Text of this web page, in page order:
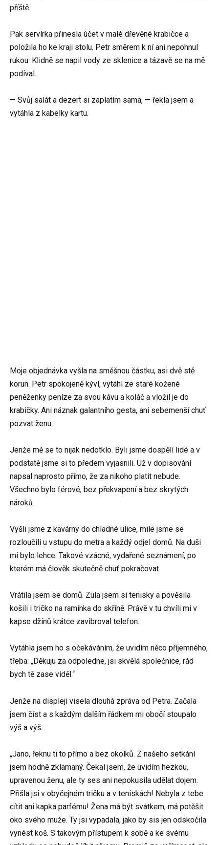
příště.
Pak servírka přinesla účet v malé dřevěné krabičce a
položila ho ke kraji stolu. Petr směrem k ní ani nepohnul
rukou. Klidně se napil vody ze sklenice a tázavě se na mě
podíval.
— Svůj salát a dezert si zaplatím sama, — řekla jsem a
vytáhla z kabelky kartu.
Moje objednávka vyšla na směšnou částku, asi dvě stě
korun. Petr spokojeně kývl, vytáhl ze staré kožené
peněženky peníze za svou kávu a koláč a vložil je do
krabičky. Ani náznak galantního gesta, ani sebemenší chuť
pozvat ženu.
Jenže mě se to nijak nedotklo. Byli jsme dospělí lidé a v
podstatě jsme si to předem vyjasnili. Už v dopisování
napsal naprosto přímo, že za nikoho platit nebude.
Všechno bylo férové, bez překvapení a bez skrytých
nároků.
Vyšli jsme z kavárny do chladné ulice, mile jsme se
rozloučili u vstupu do metra a každý odjel domů. Na duši
mi bylo lehce. Takové vzácné, vydařené seznámení, po
kterém má člověk skutečně chuť pokračovat.
Vrátila jsem se domů. Zula jsem si tenisky a pověsila
košili i tričko na ramínka do skříně. Právě v tu chvíli mi v
kapse džínů krátce zavibroval telefon.
Vytáhla jsem ho s očekáváním, že uvidím něco příjemného,
třeba: „Děkuju za odpoledne, jsi skvělá společnice, rád
bych tě zase viděl.“
Jenže na displeji visela dlouhá zpráva od Petra. Začala
jsem číst a s každým dalším řádkem mi obočí stoupalo
výš a výš.
„Jano, řeknu ti to přímo a bez okolků. Z našeho setkání
jsem hodně zklamaný. Čekal jsem, že uvidím hezkou,
upravenou ženu, ale ty ses ani nepokusila udělat dojem.
Přišla jsi v obyčejném tričku a v teniskách! Nebyla z tebe
cítit ani kapka parfému! Žena má být svátkem, má potěšit
oko svého muže. Ty jsi vypadala, jako by sis jen odskočila
vynést koš. S takovým přístupem k sobě a ke svému